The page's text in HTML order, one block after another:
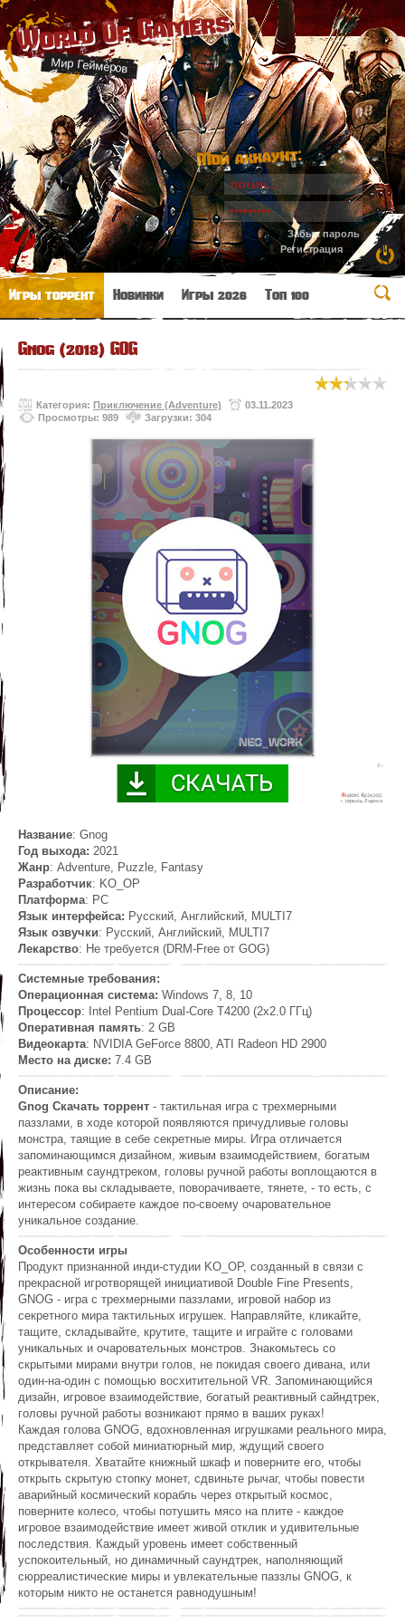
World Of Gamers
Мир Геймеров
Мой аккаунт:
Забыл пароль
Регистрация
Игры торрент Новинки Игры 2026 Топ 100
Gnog (2018) GOG
Категория: Приключение (Adventure)
03.11.2023
Просмотры: 989
Загрузки: 304
Название: Gnog
Год выхода: 2021
Жанр: Adventure, Puzzle, Fantasy
Разработчик: KO_OP
Платформа: PC
Язык интерфейса: Русский, Английский, MULTI7
Язык озвучки: Русский, Английский, MULTI7
Лекарство: Не требуется (DRM-Free от GOG)
Системные требования:
Операционная система: Windows 7, 8, 10
Процессор: Intel Pentium Dual-Core T4200 (2x2.0 ГГц)
Оперативная память: 2 GB
Видеокарта: NVIDIA GeForce 8800, ATI Radeon HD 2900
Место на диске: 7.4 GB
Описание:
Gnog Скачать торрент - тактильная игра с трехмерными
паззлами, в ходе которой появляются причудливые головы
монстра, таящие в себе секретные миры. Игра отличается
запоминающимся дизайном, живым взаимодействием, богатым
реактивным саундтреком, головы ручной работы воплощаются в
жизнь пока вы складываете, поворачиваете, тянете, - то есть, с
интересом собираете каждое по-своему очаровательное
уникальное создание.
Особенности игры
Продукт признанной инди-студии KO_OP, созданный в связи с
прекрасной игротворящей инициативой Double Fine Presents,
GNOG - игра с трехмерными паззлами, игровой набор из
секретного мира тактильных игрушек. Направляйте, кликайте,
тащите, складывайте, крутите, тащите и играйте с головами
уникальных и очаровательных монстров. Знакомьтесь со
скрытыми мирами внутри голов, не покидая своего дивана, или
один-на-один с помощью восхитительной VR. Запоминающийся
дизайн, игровое взаимодействие, богатый реактивный сайндтрек,
головы ручной работы возникают прямо в ваших руках!
Каждая голова GNOG, вдохновленная игрушками реального мира,
представляет собой миниатюрный мир, ждущий своего
открывателя. Хватайте книжный шкаф и поверните его, чтобы
открыть скрытую стопку монет, сдвиньте рычаг, чтобы повести
аварийный космический корабль через открытый космос,
поверните колесо, чтобы потушить мясо на плите - каждое
игровое взаимодействие имеет живой отклик и удивительные
последствия. Каждый уровень имеет собственный
успокоительный, но динамичный саундтрек, наполняющий
сюрреалистические миры и увлекательные паззлы GNOG, к
которым никто не останется равнодушным!